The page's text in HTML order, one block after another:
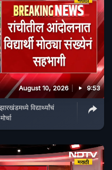
August 10, 2026 9:53
विद्यार्थ्यांचं